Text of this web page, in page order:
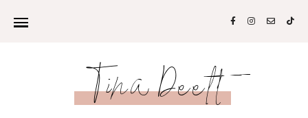
Tina Deelt